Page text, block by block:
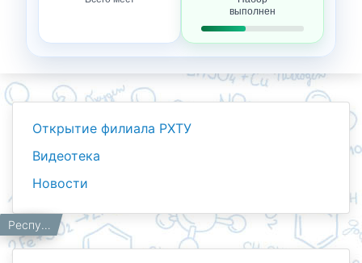
выполнен
Открытие филиала РХТУ
Видеотека
Новости
Главная
Работникам
Новости Республиканская научно-практическая конференция с международным участием под названием «Технологии и время».